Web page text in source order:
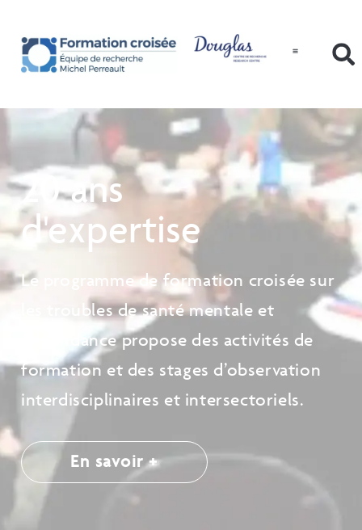
Le programme de formation croisée sur
les troubles de santé mentale et
dépendance propose des activités de
formation et des stages d’observation
interdisciplinaires et intersectoriels.
En savoir +
20 ans
d'expertise